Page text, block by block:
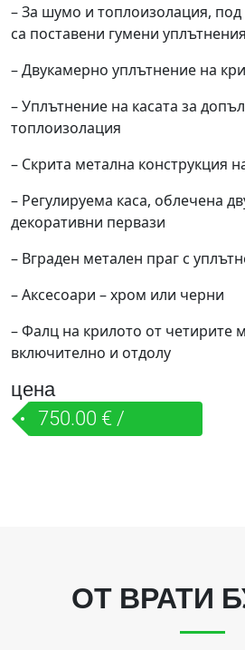
– За шумо и топлоизолация,
са поставени гумени уплътнения
– Двукамерно уплътнение на
– Уплътнение на касата за
топлоизолация
– Скрита метална конструкция
– Регулируема каса, облечена
декоративни первази
– Вграден метален праг с
– Аксесоари – хром или черни
– Фалц на крилото от четирите
включително и отдолу
цена
750.00 € /
ОТ ВРАТИ